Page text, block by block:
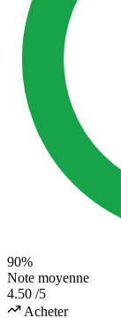
90%
Note moyenne
4.50 /5
Acheter